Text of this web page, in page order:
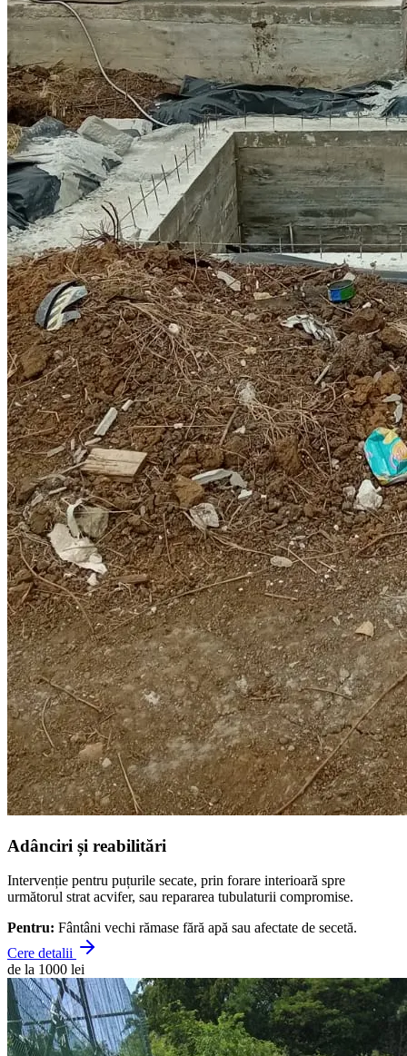
Adânciri și reabilitări
Intervenție pentru puțurile secate, prin forare interioară spre
următorul strat acvifer, sau repararea tubulaturii compromise.
Pentru: Fântâni vechi rămase fără apă sau afectate de secetă.
Cere detalii
de la 1000 lei